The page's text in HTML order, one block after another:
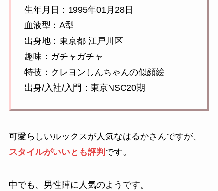
生年月日：1995年01月28日
血液型：A型
出身地：東京都 江戸川区
趣味：ガチャガチャ
特技：クレヨンしんちゃんの似顔絵
出身/入社/入門：東京NSC20期
可愛らしいルックスが人気なはるかさんですが、
スタイルがいいとも評判 です。
中でも、男性陣に人気のようです。